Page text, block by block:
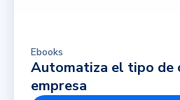
Ebooks
Automatiza el tipo de
empresa